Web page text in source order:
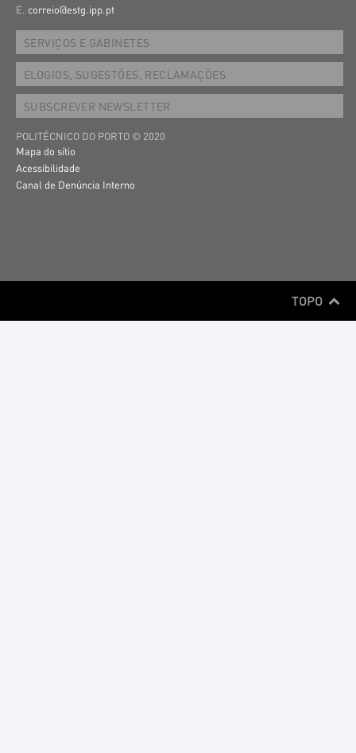
E. correio@estg.ipp.pt
SERVIÇOS E GABINETES
ELOGIOS, SUGESTÕES, RECLAMAÇÕES
SUBSCREVER NEWSLETTER
POLITÉCNICO DO PORTO © 2020
Mapa do sítio
Acessibilidade
Canal de Denúncia Interno
TOPO